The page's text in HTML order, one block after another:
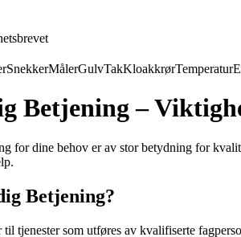
SnekkerMålerGulvTakKloakkrørTemperatur
Betjening –
for dine behov er av stor betydning for
Betjening?
til tjenester som utføres av kvalifiserte